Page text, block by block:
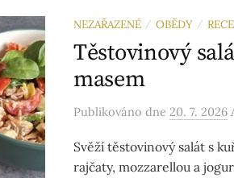
NEZAŘAZENÉ / OBĚDY /
Těstovinový
masem
Publikováno dne 20. 7. 2026
Svěží těstovinový salát s
rajčaty, mozzarellou a